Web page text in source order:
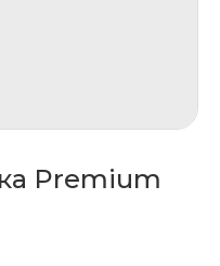
Premium